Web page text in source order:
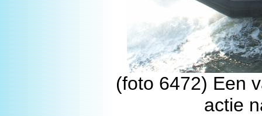
(foto 6472) Een
actie